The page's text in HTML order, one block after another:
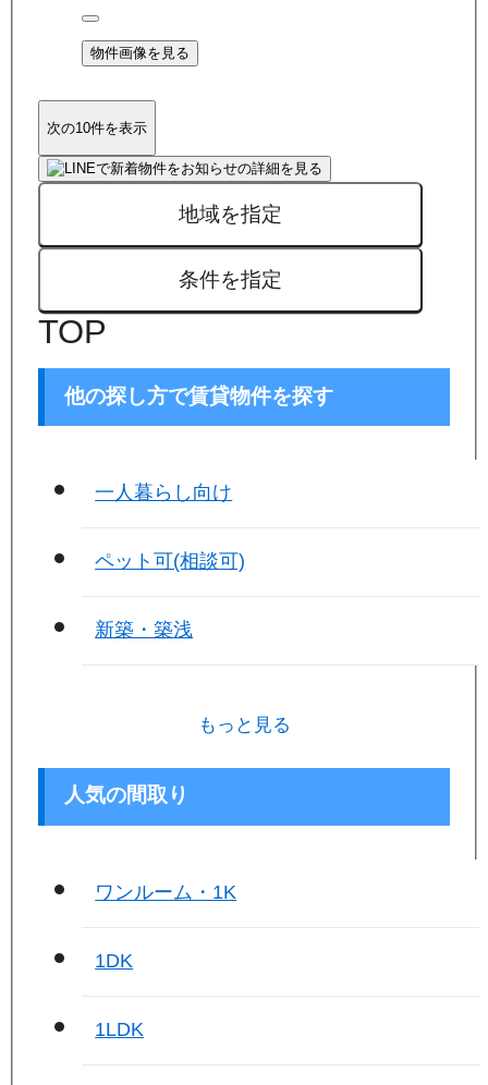
物件画像を見る
次の10件を表示
地域を指定
条件を指定
TOP
他の探し方で賃貸物件を探す
一人暮らし向け
ペット可(相談可)
新築・築浅
もっと見る
人気の間取り
ワンルーム・1K
1DK
1LDK